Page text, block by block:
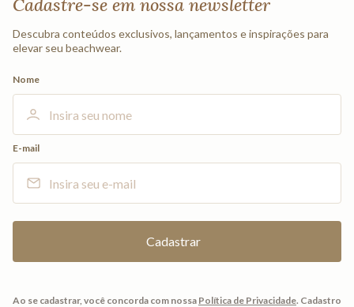
Cadastre-se em nossa newsletter
Descubra conteúdos exclusivos, lançamentos e inspirações para
elevar seu beachwear.
Nome
E-mail
Ao se cadastrar, você concorda com nossa Política de Privacidade. Cadastro